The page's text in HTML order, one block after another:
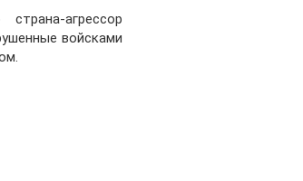
агрессор
войсками